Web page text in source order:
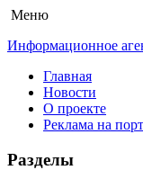
Меню
Информационное
Главная
Новости
О проекте
Реклама на
Разделы